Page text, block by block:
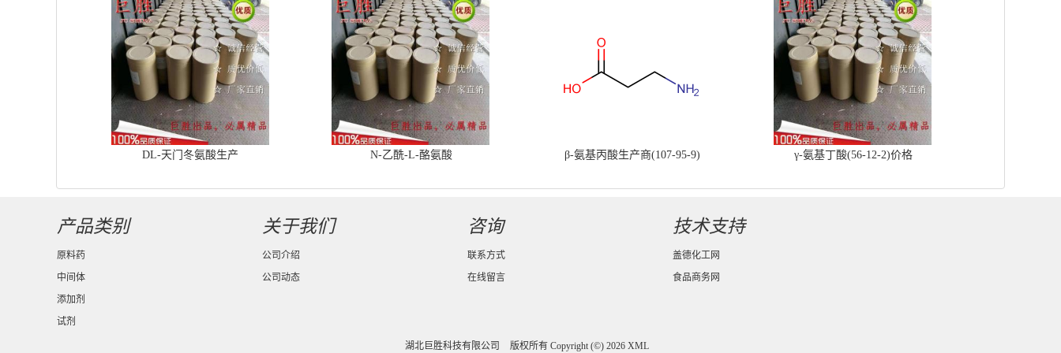
DL-天门冬氨酸生产 N-乙酰-L-酪氨酸 β-氨基丙酸生产商(107-95-9) γ-氨基丁酸(56-12-2)价格
产品类别
原料药
中间体
添加剂
试剂
关于我们
公司介绍
公司动态
咨询
联系方式
在线留言
技术支持
盖德化工网
食品商务网
湖北巨胜科技有限公司 版权所有 Copyright (©) 2026 XML